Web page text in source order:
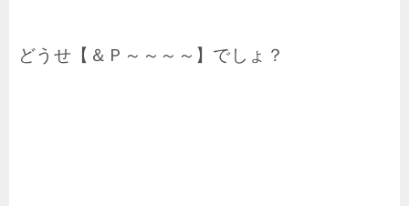
どうせ【＆Ｐ～～～～】でしょ？